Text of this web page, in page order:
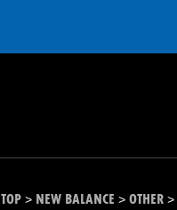
TOP > NEW BALANCE > OTHER >